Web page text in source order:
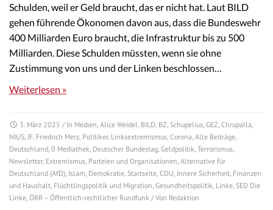
Schulden, weil er Geld braucht, das er nicht hat. Laut BILD
gehen führende Ökonomen davon aus, dass die Bundeswehr
400 Milliarden Euro braucht, die Infrastruktur bis zu 500
Milliarden. Diese Schulden müssten, wenn sie ohne
Zustimmung von uns und der Linken beschlossen…
Weiterlesen »
3. März 2025 / In Medien, Alice Weidel, BILD, BZ, Schupelius, GEZ, Chrupalla,
NIUS,JF, Friedrich Merz, Politiker, Linksextremismus, Corona, Alle Beiträge,
Deutschland, 0 Mediathek, Deutscher Bundestag, Geldpolitik, Terrorismus,
Newsletter, Extremismus, Parteien und Organisationen, Alternative für
Deutschland (AfD), Islam, Demokratie, Startseite, CDU, Innere Sicherheit, Finanzen
und Haushalt, Flüchtlingspolitik und Migration, Gesundheitspolitik, Linke, SED Die
Linke, ÖRR – Öffentlich-rechtlicher Rundfunk / Von Redaktion